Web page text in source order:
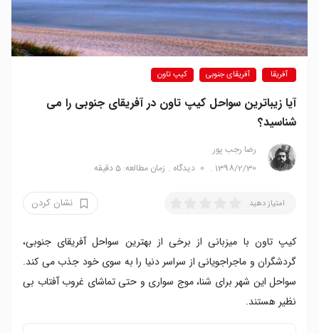
آفریقا آفریقای جنوبی کیپ تاون
آیا زیباترین سواحل کیپ‌ تاون در آفریقای جنوبی را می
شناسید؟
رضا‍ رجب پور
1398/2/30
0 دیدگاه زمان مطالعه: 5 دقیقه
امتیاز دهید نشان کردن
کیپ تاون با میزبانی از برخی از بهترین سواحل آفریقای جنوبی،
گردشگران و ماجراجویانی از سراسر دنیا را به سوی خود جذب می کند.
سواحل این شهر برای شنا، موج سواری و حتی تماشای غروب آفتاب بی
نظیر هستند.